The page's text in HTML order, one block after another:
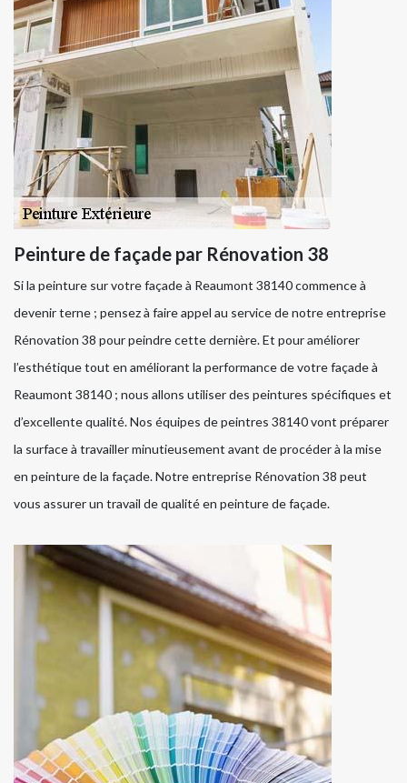
Peinture de façade par Rénovation 38
Si la peinture sur votre façade à Reaumont 38140 commence à
devenir terne ; pensez à faire appel au service de notre entreprise
Rénovation 38 pour peindre cette dernière. Et pour améliorer
l’esthétique tout en améliorant la performance de votre façade à
Reaumont 38140 ; nous allons utiliser des peintures spécifiques et
d’excellente qualité. Nos équipes de peintres 38140 vont préparer
la surface à travailler minutieusement avant de procéder à la mise
en peinture de la façade. Notre entreprise Rénovation 38 peut
vous assurer un travail de qualité en peinture de façade.